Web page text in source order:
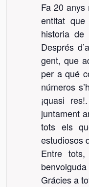
Fa 20 anys
entitat
historia
Després
gent, que
per a qué
números
¡quasi
juntament
tots els
estudiosos
Entre
Grácies a